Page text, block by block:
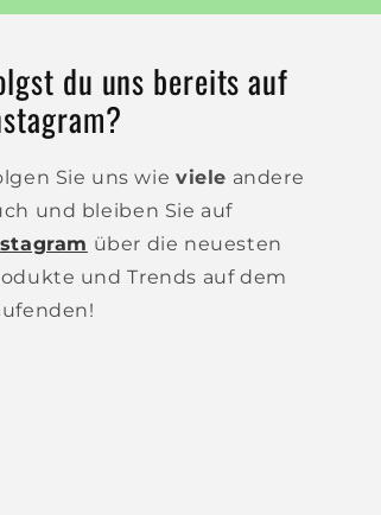
du uns bereits auf
Sie uns wie viele andere
und bleiben Sie auf
über die neuesten
und Trends auf dem